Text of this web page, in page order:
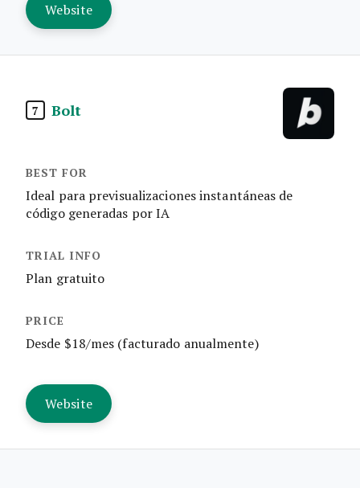
Website
7 Bolt
Ideal para previsualizaciones instantáneas de
código generadas por IA
Plan gratuito
Desde $18/mes (facturado anualmente)
Website